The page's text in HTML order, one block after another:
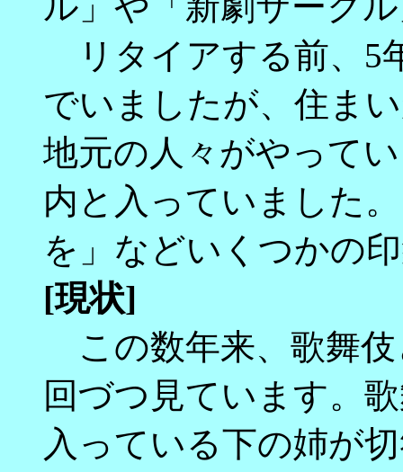
リタイアする前、5
でいましたが、住ま
地元の人々がやって
内と入っていました
を」などいくつかの
[現状]
この数年来、歌舞伎
回づつ見ています。
入っている下の姉が